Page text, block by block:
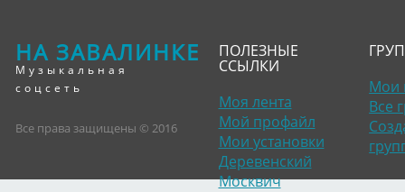
НА ЗАВАЛИНКЕ
Музыкальная
соцсеть
Все права защищены © 2016
ПОЛЕЗНЫЕ
ССЫЛКИ
Моя лента
Мой профайл
Мои установки
Деревенский
Москвич
Мои
Все